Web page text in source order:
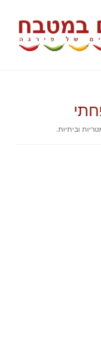
וביתיות.